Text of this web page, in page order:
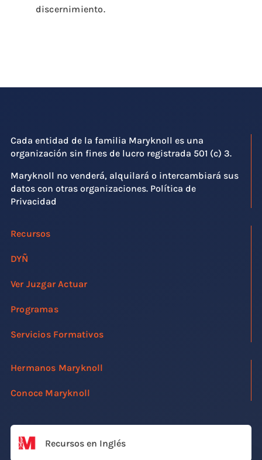
discernimiento.
Cada entidad de la familia Maryknoll es una
organización sin fines de lucro registrada 501 (c) 3.
Maryknoll no venderá, alquilará o intercambiará sus
datos con otras organizaciones. Política de
Privacidad
Recursos
DYÑ
Ver Juzgar Actuar
Programas
Servicios Formativos
Hermanos Maryknoll
Conoce Maryknoll
Recursos en Inglés